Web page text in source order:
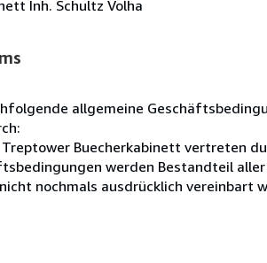
Inh. Schultz Volha
allgemeine
Buecherkabinett vertreten
werden Bestandteil
nochmals ausdrücklich